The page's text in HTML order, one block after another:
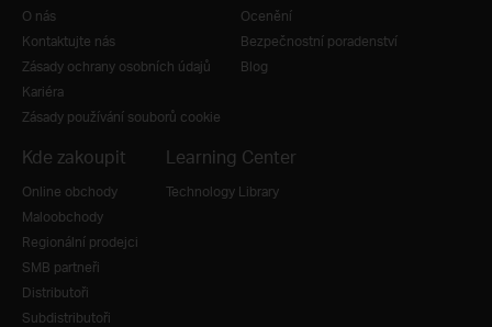
O nás
Kontaktujte nás
Zásady ochrany osobních údajů
Kariéra
Zásady používání souborů cookie
Ocenění
Bezpečnostní poradenství
Blog
Kde zakoupit
Online obchody
Maloobchody
Regionální prodejci
SMB partneři
Distributoři
Subdistributoři
Learning Center
Technology Library